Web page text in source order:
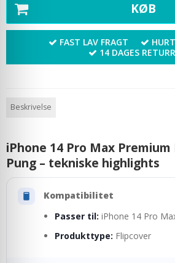
KØB
FAST LAV FRAGT
14 DAGES
Beskrivelse
iPhone 14 Pro Max Premium
Pung – tekniske highlights
Kompatibilitet
Passer til: iPhone 14 Pro
Produkttype: Flipcover